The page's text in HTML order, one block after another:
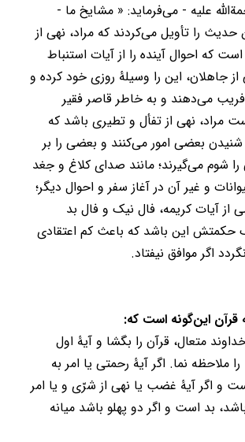
علیه - می‌فرماید: « مشایخ ما -
حدیث را تأویل می‌کردند که مراد، نهی از
که احوال آینده را از آیات استنباط
جاهلان، این را وسیلۀ روزی خود کرده و
فریب می‌دهند و به خاطر قاصر فقیر
مراد، نهی از تفأل و تطیری باشد که
شنیدن بعضی امور می‌کنند و بعضی را بر
شوم می‌گیرند؛ مانند صدای کلاغ و جغد
و غیر آن در آغاز سفر و احوال دیگر؛
از آیات کریمه، فال نیک و فال بد
حکمتش این باشد که باعث کم اعتقادی
اگر موافق نیفتاد.
قرآن این‌گونه است که:
متعال، قرآن را بگشا و آیۀ اول
نما. اگر آیۀ رحمتی یا امر به
و اگر آیۀ غضب یا نهی از شرّی و یا امر
بد است و اگر دو پهلو باشد میانه